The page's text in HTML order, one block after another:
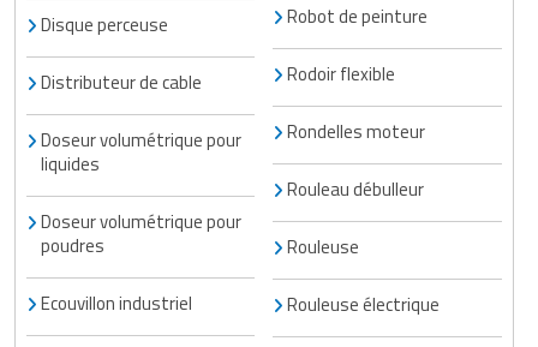
Disque perceuse
Distributeur de cable
Doseur volumétrique pour
liquides
Doseur volumétrique pour
poudres
Ecouvillon industriel
Robot de peinture
Rodoir flexible
Rondelles moteur
Rouleau débulleur
Rouleuse
Rouleuse électrique